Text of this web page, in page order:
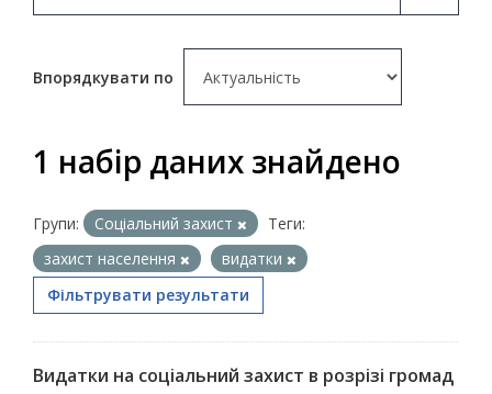
Впорядкувати по
1 набір даних знайдено
Групи: Соціальний захист
Теги:
захист населення
видатки
Фільтрувати результати
Видатки на соціальний захист в розрізі громад